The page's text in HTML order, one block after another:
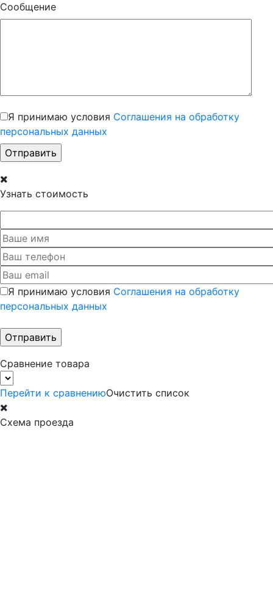
Сообщение
Я принимаю условия Соглашения на обработку
персональных данных
Узнать стоимость
Я принимаю условия Соглашения на обработку
персональных данных
Сравнение товара
Перейти к сравнениюОчистить список
Схема проезда